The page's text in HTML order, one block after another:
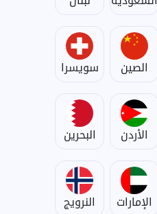
الصين سويسرا
الأردن البحرين
الإمارات النرويج